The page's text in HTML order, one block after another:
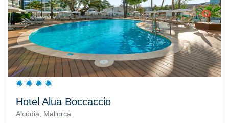
Hotel Alua Boccaccio
Alcúdia, Mallorca